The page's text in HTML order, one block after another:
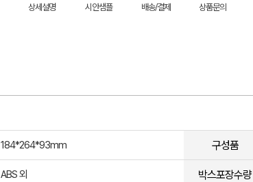
상세설명 시안샘플 배송/결제 상품문의
184*264*93mm 구성품
ABS 외 박스포장수량